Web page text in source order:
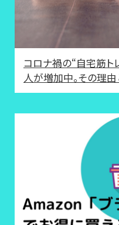
コロナ禍の“自宅筋ト
人が増加中。その理由